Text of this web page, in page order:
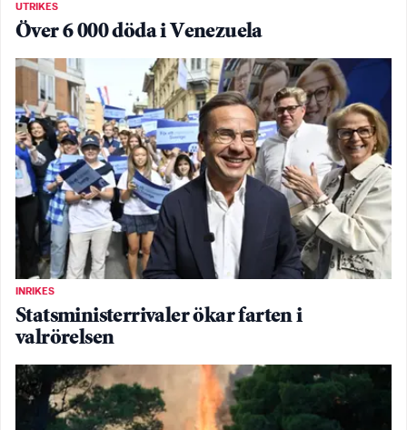
UTRIKES
Över 6 000 döda i Venezuela
INRIKES
Statsministerrivaler ökar farten i
valrörelsen